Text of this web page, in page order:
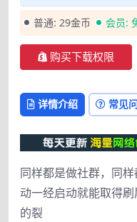
普通: 29金币 会员:
购买下载权限
详情介绍 常见
同样都是做社群，同
动一经启动就能取得
的裂